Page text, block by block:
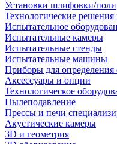
Установки шлифовки/
Технологические
Испытательное
Испытательные камеры
Испытательные стенды
Испытательные машины
Приборы для определения
Аксессуары и опции
Технологическое
Пылеподавление
Прессы и печи
Акустические камеры
3D и геометрия